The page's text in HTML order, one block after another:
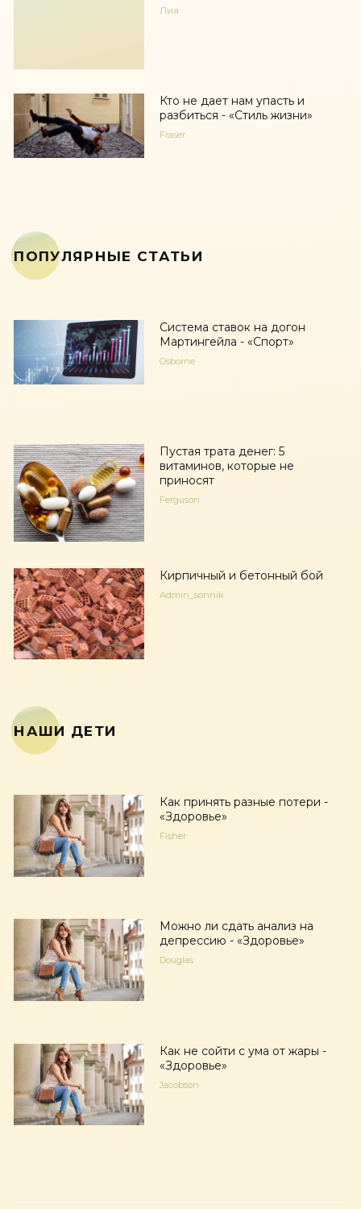
Лия
Кто не дает нам упасть и
разбиться - «Стиль жизни»
Fraser
ПОПУЛЯРНЫЕ СТАТЬИ
Система ставок на догон
Мартингейла - «Спорт»
Osborne
Пустая трата денег: 5
витаминов, которые не
приносят
Ferguson
Кирпичный и бетонный бой
Admin_sonnik
НАШИ ДЕТИ
Как принять разные потери -
«Здоровье»
Fisher
Можно ли сдать анализ на
депрессию - «Здоровье»
Douglas
Как не сойти с ума от жары -
«Здоровье»
Jacobson